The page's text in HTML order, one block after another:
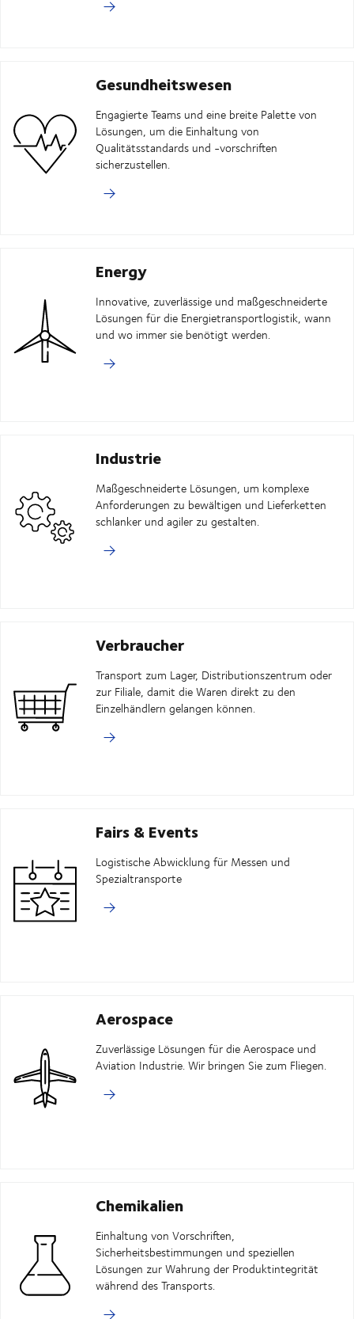
Gesundheitswesen
Engagierte Teams und eine breite Palette von
Lösungen, um die Einhaltung von
Qualitätsstandards und -vorschriften
sicherzustellen.
Energy
Innovative, zuverlässige und maßgeschneiderte
Lösungen für die Energietransportlogistik, wann
und wo immer sie benötigt werden.
Industrie
Maßgeschneiderte Lösungen, um komplexe
Anforderungen zu bewältigen und Lieferketten
schlanker und agiler zu gestalten.
Verbraucher
Transport zum Lager, Distributionszentrum oder
zur Filiale, damit die Waren direkt zu den
Einzelhändlern gelangen können.
Fairs & Events
Logistische Abwicklung für Messen und
Spezialtransporte
Aerospace
Zuverlässige Lösungen für die Aerospace und
Aviation Industrie. Wir bringen Sie zum Fliegen.
Chemikalien
Einhaltung von Vorschriften,
Sicherheitsbestimmungen und speziellen
Lösungen zur Wahrung der Produktintegrität
während des Transports.